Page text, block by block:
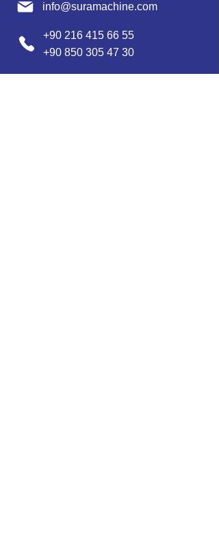
info@suramachine.com
+90 216 415 66 55
+90 850 305 47 30